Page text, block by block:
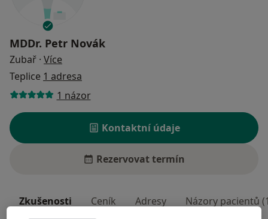
MDDr. Petr Novák
Zubař · Více
Teplice 1 adresa
1 názor
Kontaktní údaje
Rezervovat termín
Zkušenosti Ceník Adresy Názory pacientů